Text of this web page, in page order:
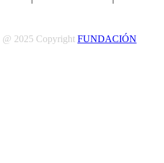
@ 2025 Copyright FUNDACIÓN